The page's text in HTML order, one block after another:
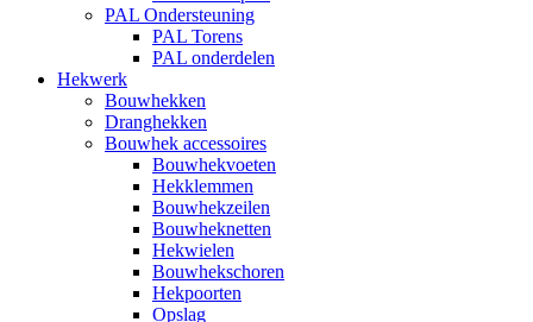
PAL Ondersteuning
PAL Torens
PAL onderdelen
Hekwerk
Bouwhekken
Dranghekken
Bouwhek accessoires
Bouwhekvoeten
Hekklemmen
Bouwhekzeilen
Bouwheknetten
Hekwielen
Bouwhekschoren
Hekpoorten
Opslag